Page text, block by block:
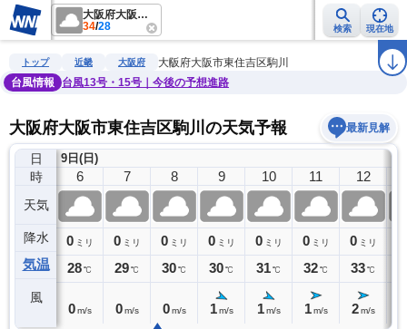
大阪府大阪市東住吉区駒川
34/28 検索 現在地
雨雲レーダー 台風情報 地震情報 警報・注意報 ラ
トップ 近畿 大阪府
大阪府大阪市東住吉区駒川
台風情報
台風13号・15号｜今後の予想進路
大阪府大阪市東住吉区駒川の天気予報 最新見解
日
時
天気
降水
気温
風
9日(日)
5
0ミリ
28℃
6
0 ミリ
28℃
0 m/s
7
0 ミリ
29℃
0 m/s
8
0 ミリ
30℃
0 m/s
9
0 ミリ
30℃
1 m/s
10
0 ミリ
31℃
1 m/s
11
0 ミリ
32℃
1 m/s
12
0 ミリ
33℃
2 m/s